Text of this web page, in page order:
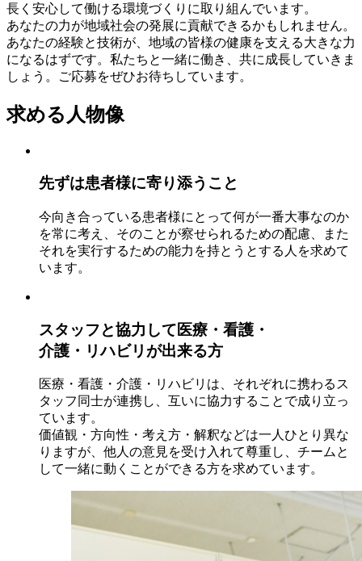
長く安心して働ける環境づくりに取り組んでいます。
あなたの力が地域社会の発展に貢献できるかもしれません。
あなたの経験と技術が、地域の皆様の健康を支える大きな力
になるはずです。私たちと一緒に働き、共に成長していきま
しょう。ご応募をぜひお待ちしています。
求める人物像
先ずは患者様に寄り添うこと
今向き合っている患者様にとって何が一番大事なのか
を常に考え、そのことが察せられるための配慮、また
それを実行するための能力を持とうとする人を求めて
います。
スタッフと協力して医療・看護・
介護・リハビリが出来る方
医療・看護・介護・リハビリは、それぞれに携わるス
タッフ同士が連携し、互いに協力することで成り立っ
ています。
価値観・方向性・考え方・解釈などは一人ひとり異な
りますが、他人の意見を受け入れて尊重し、チームと
して一緒に動くことができる方を求めています。